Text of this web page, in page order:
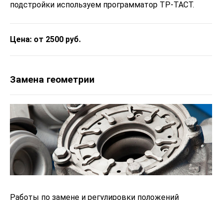
подстройки используем программатор ТР-ТАСТ.
Цена: от 2500 руб.
Замена геометрии
Работы по замене и регулировки положений